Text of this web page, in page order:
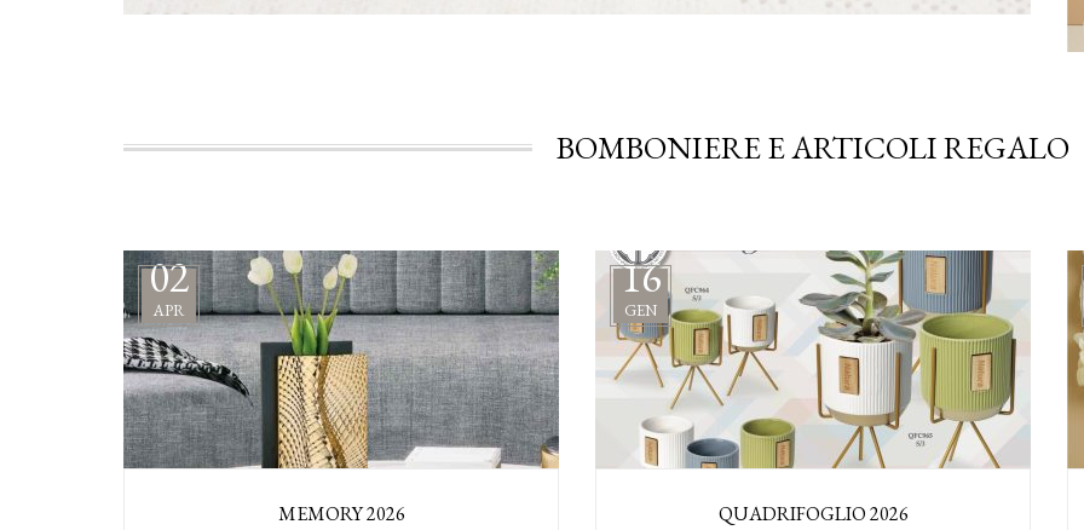
BOMBONIERE E ARTICOLI REGALO
02
APR
MEMORY 2026
16
GEN
QUADRIFOGLIO 2026